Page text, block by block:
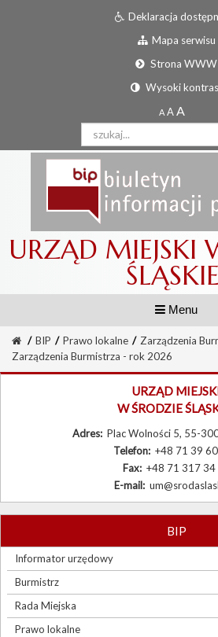
Deklaracja
Mapa serwisu
Strona WWW
Wysoki
URZĄD MIEJSKI
Menu
Informator urzędowy
Burmistrz
Prawo lokalne
Procedury urzędowe
Zamówienia publiczne
Sygnaliści
/ BIP / Prawo lokalne / Zarządzenia
Zarządzenia Burmistrza - rok 2026
URZĄD
W ŚRODZIE
Adres: Plac Wolności 5, 55-
Telefon: +48 71 39
Fax: +48 71 317 34
E-mail:
BIP
Informator urzędowy
Burmistrz
Rada Miejska
Prawo lokalne